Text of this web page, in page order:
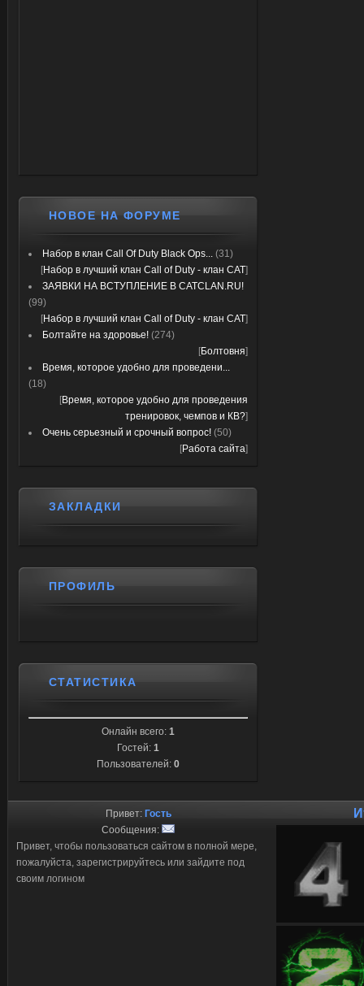
НОВОЕ НА ФОРУМЕ
Набор в клан Call Of Duty Black Ops... (31)
[Набор в лучший клан Call of Duty - клан CAT]
ЗАЯВКИ НА ВСТУПЛЕНИЕ В CATCLAN.RU!
(99)
[Набор в лучший клан Call of Duty - клан CAT]
Болтайте на здоровье! (274)
[Болтовня]
Время, которое удобно для проведени...
(18)
[Время, которое удобно для проведения
тренировок, чемпов и КВ?]
Очень серьезный и срочный вопрос! (50)
[Работа сайта]
ЗАКЛАДКИ
ПРОФИЛЬ
СТАТИСТИКА
Онлайн всего: 1
Гостей: 1
Пользователей: 0
Привет: Гость
Сообщения:
Привет, чтобы пользоваться сайтом в полной мере,
пожалуйста, зарегистрируйтесь или зайдите под
своим логином